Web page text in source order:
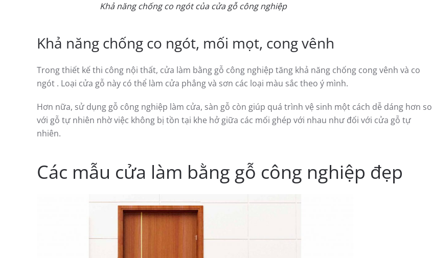
Khả năng chống co ngót của cửa gỗ công nghiệp
Khả năng chống co ngót, mối mọt, cong vênh
Trong thiết kế thi công nội thất, cửa làm bằng gỗ công nghiệp tăng khả năng chống cong vênh và co
ngót . Loại cửa gỗ này có thể làm cửa phẳng và sơn các loại màu sắc theo ý mình.
Hơn nữa, sử dụng gỗ công nghiệp làm cửa, sàn gỗ còn giúp quá trình vệ sinh một cách dễ dáng hơn so
với gỗ tự nhiên nhờ việc không bị tồn tại khe hở giữa các mối ghép với nhau như đối với cửa gỗ tự
nhiên.
Các mẫu cửa làm bằng gỗ công nghiệp đẹp